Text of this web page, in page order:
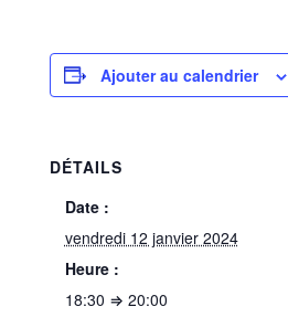
Ajouter au calendrier
DÉTAILS
Date :
vendredi 12 janvier 2024
Heure :
18:30 ⇒ 20:00